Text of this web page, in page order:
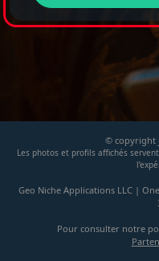
© copyright
Les photos et profils affichés
Geo Niche Applications LLC |
Pour consulter notre